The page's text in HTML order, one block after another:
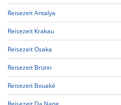
Reisezeit Antalya
Reisezeit Krakau
Reisezeit Osaka
Reisezeit Brünn
Reisezeit Bouaké